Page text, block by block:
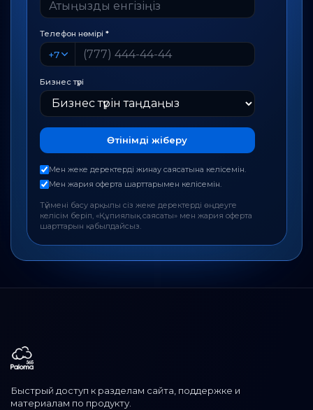
Телефон нөмірі *
+7
Бизнес түрі
Өтінімді жіберу
Мен жеке деректерді жинау саясатына келісемін.
Мен жария оферта шарттарымен келісемін.
Түймені басу арқылы сіз жеке деректерді өңдеуге
келісім беріп, «Құпиялық саясаты» мен жария оферта
шарттарын қабылдайсыз.
Быстрый доступ к разделам сайта, поддержке и
материалам по продукту.